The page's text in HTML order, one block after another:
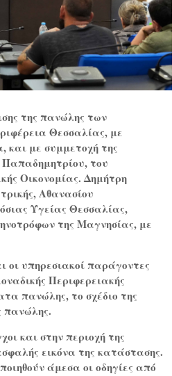
της πανώλης των
Θεσσαλίας, με
και με συμμετοχή της
του
Οικονομίας.Δημήτρη
Αθανασίου
Υγείας Θεσσαλίας,
της Μαγνησίας, με
οι υπηρεσιακοί παράγοντες
Περιφερειακής
πανώλης, το σχέδιο της
πανώλης.
και στην περιοχή της
εικόνα της κατάστασης.
άμεσα οι οδηγίες από